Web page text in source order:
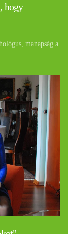
hogy
manapság a